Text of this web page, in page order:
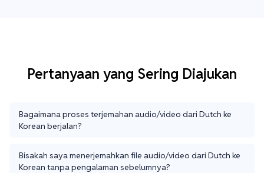
Pertanyaan yang Sering Diajukan
Bagaimana proses terjemahan audio/video dari Dutch ke
Korean berjalan?
Bisakah saya menerjemahkan file audio/video dari Dutch ke
Korean tanpa pengalaman sebelumnya?